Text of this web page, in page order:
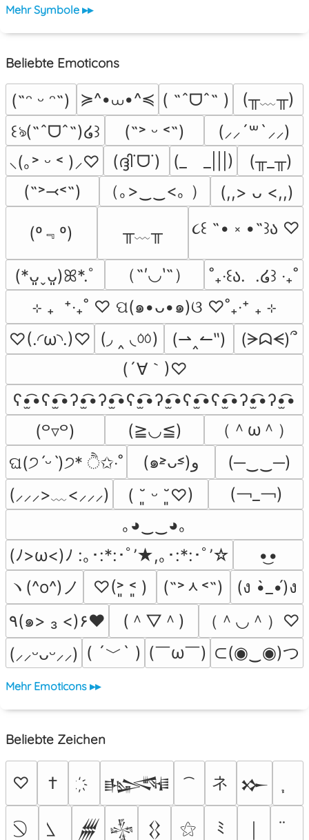
Mehr Symbole ▸▸
Beliebte Emoticons
(˶ᵔ ᵕ ᵔ˶) ≽^•⩊•^≼ ( ˶ˆᗜˆ˵ )
(╥﹏╥)
꒰ঌ(˶ˆᗜˆ˵)໒꒱
(˶˃ ᵕ ˂˶)
(⸝⸝´꒳`⸝⸝)
⸜(｡˃ ᵕ ˂ )⸝♡
(ദ്ദി˙ᗜ˙) (_　_|||)
(╥_╥)
(˶˃⤙˂˶)
（｡>‿‿<｡ ） (,,> ᴗ <,,)
(º﹃º) ╥﹏╥ ૮꒰ ˶• ༝ •˶꒱ა ♡
(*ᴗ͈ˬᴗ͈)ꕤ*.ﾟ （˶′◡‵˶）
˚₊‧꒰ა.  .໒꒱ ‧₊˚
⊹ ₊  ⁺‧₊˚ ♡ ପ(๑•ᴗ•๑)ଓ ♡˚₊‧⁺ ₊ ⊹
♡(.◜ω◝.)♡ (◞ ‸ ◟ㆀ) (⇀‸↼‶)
(ᗒᗣᗕ)՞
(´∀｀)♡
ʕ•̫͡•ʕ•̫͡•ʔ•̫͡•ʔ•̫͡•ʕ•̫͡•ʔ•̫͡•ʕ•̫͡•ʕ•̫͡•ʔ•̫͡•ʔ•̫͡•
(꒪▿꒪)
(≧◡≦)
（＾ω＾）
ଘ(੭ˊᵕˋ)੭* ੈ✩‧˚
(๑˃̵ᴗ˂̵)و
(─‿‿─)
(⸝⸝⸝>﹏<⸝⸝⸝)
( ˘͈ ᵕ ˘͈♡)
(￢_￢)
｡◕‿‿◕｡
(ﾉ>ω<)ﾉ :｡･:*:･ﾟ’★,｡･:*:･ﾟ’☆
•͜•
ヽ(^o^)ノ
♡(˃͈ ˂͈ ) (˶˃ᆺ˂˶)
(ง •̀_•́)ง
٩(๑> ₃ <)۶♥
(＾▽＾)
（＾◡＾）♡
(⸝⸝ᵕᴗᵕ⸝⸝) ( ´﹀` ) (￣ω￣﻿) ⊂(◉‿◉)つ
Mehr Emoticons ▸▸
Beliebte Zeichen
♡ † 𒈙 ネ 𒁍
𒁂 𒈔 𒌐 ⚝ ﾐ